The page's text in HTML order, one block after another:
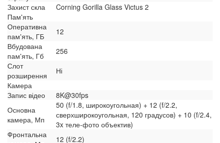
Захист скла
Corning Gorilla Glass Victus 2
Пам'ять
Оперативна
пам'ять, ГБ
12
Вбудована
пам'ять, Гб
256
Слот
розширення
Ні
Камера
Запис відео
8K@30fps
Основна
камера, Мп
50 (f/1.8, широкоугольная) + 12 (f/2.2,
сверхширокоугольная, 120 градусов) + 10 (f/2.4,
3x теле-фото объектив)
Фронтальна
12 (f/2.2)